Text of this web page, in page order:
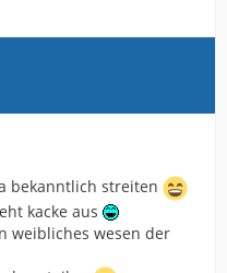
bekanntlich streiten
kacke aus
weibliches wesen der